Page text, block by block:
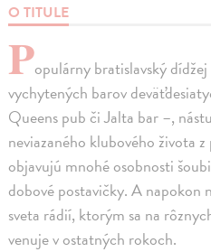
O TITULE
Populárny bratislavský
vychytených barov
Queens pub či Jalta bar –,
neviazaného klubového života
objavujú mnohé osobnosti
dobové postavičky. A napokon
sveta rádií, ktorým sa na
venuje v ostatných rokoch.